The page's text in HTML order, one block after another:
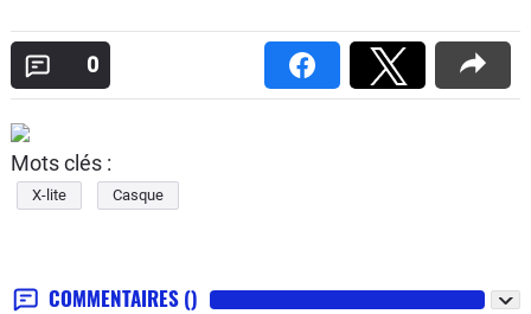
0
Mots clés :
X-lite Casque
COMMENTAIRES ()